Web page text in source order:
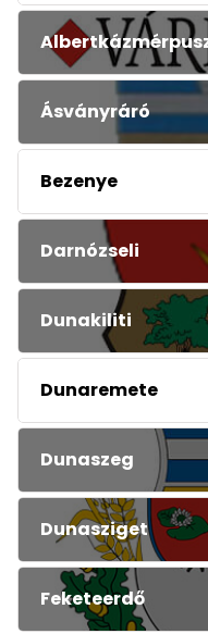
Ásványráró
Bezenye
Darnózseli
Dunakiliti
Dunaremete
Dunaszeg
Dunasziget
Feketeerdő